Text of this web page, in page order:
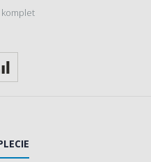
komplet